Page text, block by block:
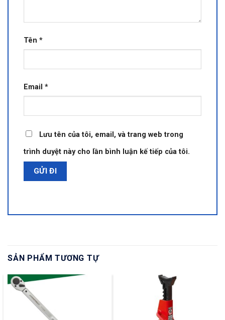
Tên *
Email *
Lưu tên của tôi, email, và trang web trong
trình duyệt này cho lần bình luận kế tiếp của tôi.
SẢN PHẨM TƯƠNG TỰ